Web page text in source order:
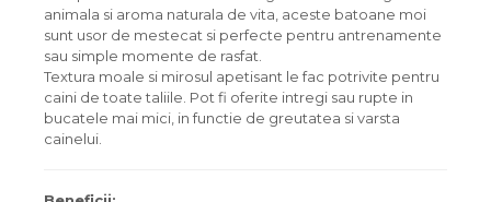
animala si aroma naturala de vita, aceste batoane moi
sunt usor de mestecat si perfecte pentru antrenamente
sau simple momente de rasfat.
Textura moale si mirosul apetisant le fac potrivite pentru
caini de toate taliile. Pot fi oferite intregi sau rupte in
bucatele mai mici, in functie de greutatea si varsta
cainelui.